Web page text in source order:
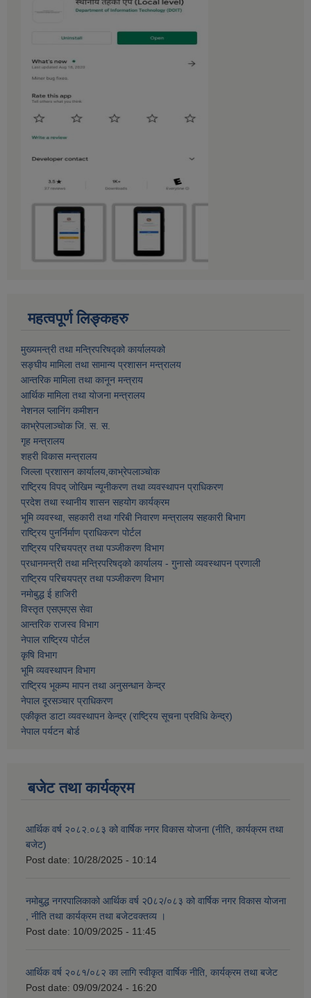
महत्वपूर्ण लिङ्कहरु
मुख्यमन्त्री तथा मन्त्रिपरिषद्को कार्यालयको
सङ्घीय मामिला तथा सामान्य प्रशासन मन्त्रालय
आन्तरिक मामिला तथा कानून मन्त्राय
आर्थिक मामिला तथा याेजना मन्त्रालय
नेशनल प्लानिंग कमीशन
काभ्रेपलाञ्चाेक जि. स. स.
गृह मन्त्रालय
शहरी विकास मन्त्रालय
जिल्ला प्रशासन कार्यालय,काभ्रेपलाञ्चाेक
राष्ट्रिय विपद् जोखिम न्यूनीकरण तथा व्यवस्थापन प्राधिकरण
प्रदेश तथा स्थानीय शासन सहयोग कार्यक्रम
भूमि व्यवस्था, सहकारी तथा गरिबी निवारण मन्त्रालय सहकारी बिभाग
राष्ट्रिय पुनर्निर्माण प्राधिकरण पोर्टल
राष्ट्रिय परिचयपत्र तथा पञ्जीकरण विभाग
प्रधानमन्त्री तथा मन्त्रिपरिषद्को कार्यालय - गुनासो व्यवस्थापन प्रणाली
राष्ट्रिय परिचयपत्र तथा पञ्जीकरण विभाग
नमाेबुद्ध ई हाजिरी
विस्तृत एसएमएस सेवा
आन्तरिक राजस्व विभाग
नेपाल राष्ट्रिय पोर्टल
कृषि विभाग
भूमि व्यवस्थापन विभाग
राष्ट्रिय भूकम्प मापन तथा अनुसन्धान केन्द्र
नेपाल दूरसञ्चार प्राधिकरण
एकीकृत डाटा व्यवस्थापन केन्द्र (राष्ट्रिय सूचना प्रविधि केन्द्र)
नेपाल पर्यटन बोर्ड
बजेट तथा कार्यक्रम
आर्थिक वर्ष २०८२.०८३ को वार्षिक नगर विकास योजना (नीति, कार्यक्रम तथा
बजेट)
Post date: 10/28/2025 - 10:14
नमोबुद्ध नगरपालिकाको आर्थिक वर्ष २0८२/०८३ को वार्षिक नगर विकास योजना
, नीति तथा कार्यक्रम तथा बजेटवक्तव्य ।
Post date: 10/09/2025 - 11:45
आर्थिक वर्ष २०८१/०८२ का लागि स्वीकृत वार्षिक नीति, कार्यक्रम तथा बजेट
Post date: 09/09/2024 - 16:20